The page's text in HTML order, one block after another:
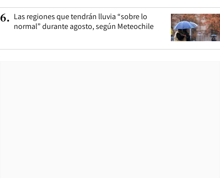
6. Las regiones que tendrán lluvia “sobre lo
normal” durante agosto, según Meteochile